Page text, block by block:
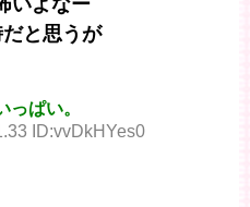
いよなー
と思うが
っぱい。
ID:vvDkHYes0